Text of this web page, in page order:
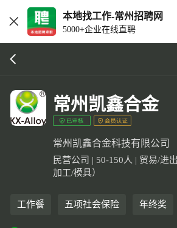
本地找工作-常州招聘网
5000+企业在线直聘
常州凯鑫合金
常州凯鑫合金科技有限公司
民营公司 | 50-150人 | 贸易/进
加工/模具）
工作餐 五项社会保险 年终奖